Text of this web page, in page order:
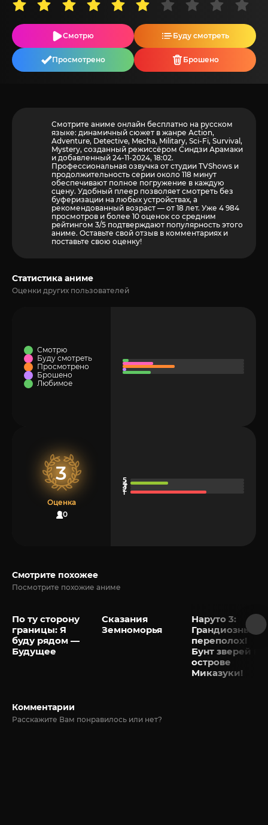
Смотрю Буду смотреть
Просмотрено Брошено
Смотрите аниме онлайн бесплатно на русском
языке: динамичный сюжет в жанре Action,
Adventure, Detective, Mecha, Military, Sci-Fi, Survival,
Mystery, созданный режиссёром Синдзи Арамаки
и добавленный 24-11-2024, 18:02.
Профессиональная озвучка от студии TVShows и
продолжительность серии около 118 минут
обеспечивают полное погружение в каждую
сцену. Удобный плеер позволяет смотреть без
буферизации на любых устройствах, а
рекомендованный возраст — от 18 лет. Уже 4 984
просмотров и более 10 оценок со средним
рейтингом 3/5 подтверждают популярность этого
аниме. Оставьте свой отзыв в комментариях и
поставьте свою оценку!
Статистика аниме
Оценки других пользователей
Смотрю
Буду смотреть
Просмотрено
Брошено
Любимое
3
Оценка
10
Смотрите похожее
Посмотрите похожие аниме
По ту сторону
границы: Я
буду рядом —
Будущее
Сказания
Земноморья
Наруто 3:
Грандиозный
переполох!
Бунт зверей на
острове
Миказуки!
Комментарии
Расскажите Вам понравилось или нет?